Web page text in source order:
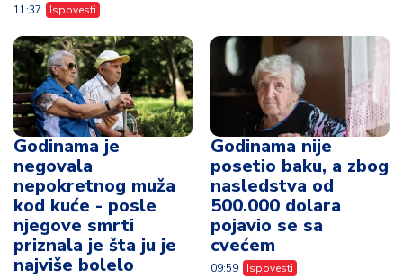
11:37 Ispovesti
Godinama je
negovala
nepokretnog muža
kod kuće - posle
njegove smrti
priznala je šta ju je
najviše bolelo
Godinama nije
posetio baku, a zbog
nasledstva od
500.000 dolara
pojavio se sa
cvećem
09:59 Ispovesti